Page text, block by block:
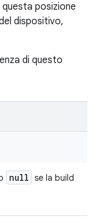
questa posizione
dispositivo,
di questo
null se la build